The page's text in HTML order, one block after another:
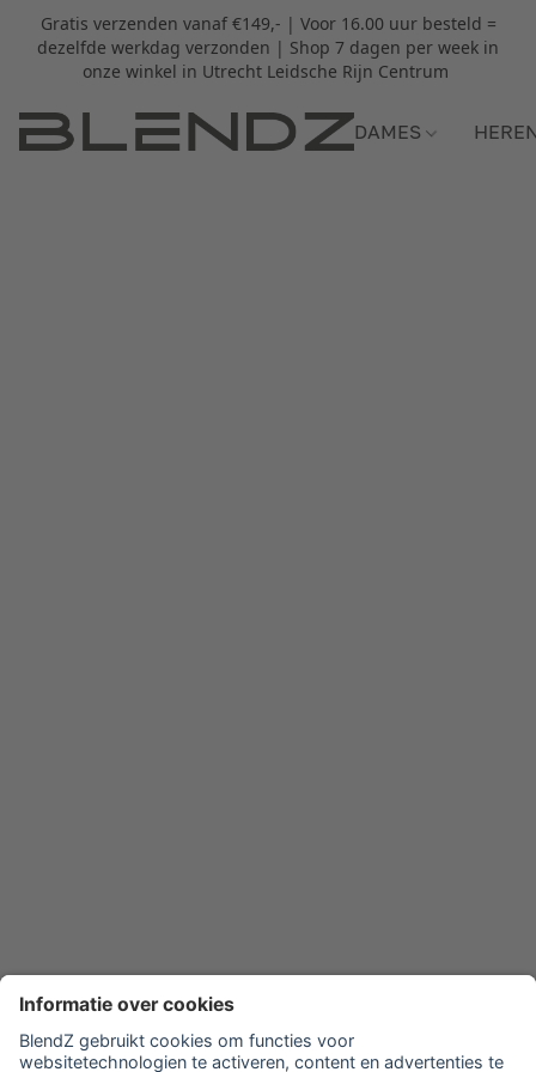
Gratis verzenden vanaf €149,- | Voor 16.00 uur besteld =
dezelfde werkdag verzonden | Shop 7 dagen per week in
onze winkel in Utrecht Leidsche Rijn Centrum
DAMES